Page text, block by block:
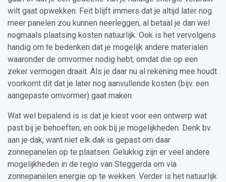
wilt gaat opwekken. Feit blijft immers dat je altijd later nog
meer panelen zou kunnen neerleggen, al betaal je dan wel
nogmaals plaatsing kosten natuurlijk. Ook is het vervolgens
handig om te bedenken dat je mogelijk andere materialen
waaronder de omvormer nodig hebt, omdat die op een
zeker vermogen draait. Als je daar nu al rekening mee houdt
voorkomt dit dat je later nog aanvullende kosten (bijv. een
aangepaste omvormer) gaat maken.
Wat wel bepalend is is dat je kiest voor een ontwerp wat
past bij je behoeften, en ook bij je mogelijkheden. Denk bv.
aan je dak, want niet elk dak is gepast om daar
zonnepanelen op te plaatsen. Gelukkig zijn er veel andere
mogelijkheden in de regio van Steggerda om via
zonnepanelen energie op te wekken. Verder is het natuurlijk